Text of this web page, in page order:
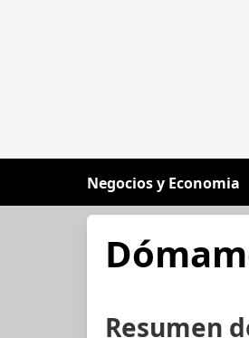
Negocios y Economia
Resumen